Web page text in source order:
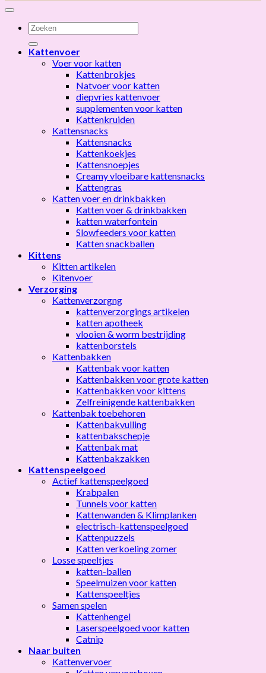
Zoeken
naar:
Kattenvoer
Voer voor katten
Kattenbrokjes
Natvoer voor katten
diepvries kattenvoer
supplementen voor katten
Kattenkruiden
Kattensnacks
Kattensnacks
Kattenkoekjes
Kattensnoepjes
Creamy vloeibare kattensnacks
Kattengras
Katten voer en drinkbakken
Katten voer & drinkbakken
katten waterfontein
Slowfeeders voor katten
Katten snackballen
Kittens
Kitten artikelen
Kitenvoer
Verzorging
Kattenverzorgng
kattenverzorgings artikelen
katten apotheek
vlooien & worm bestrijding
kattenborstels
Kattenbakken
Kattenbak voor katten
Kattenbakken voor grote katten
Kattenbakken voor kittens
Zelfreinigende kattenbakken
Kattenbak toebehoren
Kattenbakvulling
kattenbakschepje
Kattenbak mat
Kattenbakzakken
Kattenspeelgoed
Actief kattenspeelgoed
Krabpalen
Tunnels voor katten
Kattenwanden & Klimplanken
electrisch-kattenspeelgoed
Kattenpuzzels
Katten verkoeling zomer
Losse speeltjes
katten-ballen
Speelmuizen voor katten
Kattenspeeltjes
Samen spelen
Kattenhengel
Laserspeelgoed voor katten
Catnip
Naar buiten
Kattenvervoer